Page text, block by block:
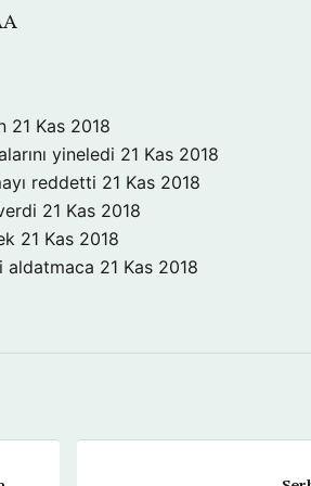
21 Kas 2018
yineledi 21 Kas 2018
reddetti 21 Kas 2018
21 Kas 2018
21 Kas 2018
aldatmaca 21 Kas 2018